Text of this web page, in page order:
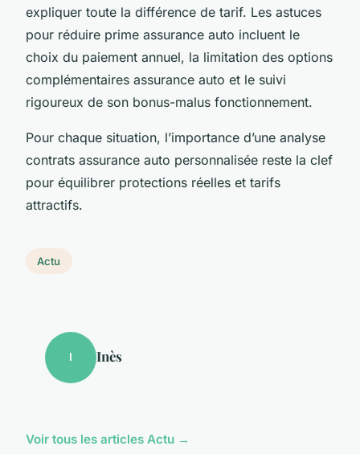
expliquer toute la différence de tarif. Les astuces
pour réduire prime assurance auto incluent le
choix du paiement annuel, la limitation des options
complémentaires assurance auto et le suivi
rigoureux de son bonus-malus fonctionnement.
Pour chaque situation, l’importance d’une analyse
contrats assurance auto personnalisée reste la clef
pour équilibrer protections réelles et tarifs
attractifs.
Actu
I Inès
Voir tous les articles Actu →